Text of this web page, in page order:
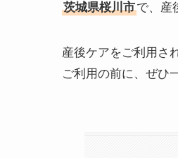
茨城県桜川市で、産
産後ケアをご利用さ
ご利用の前に、ぜひ